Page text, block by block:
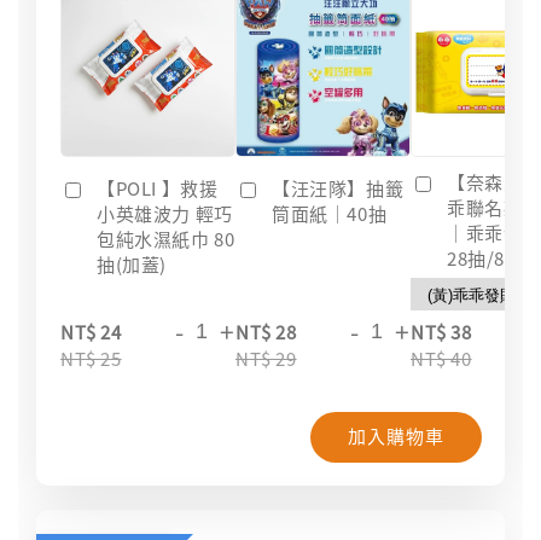
【POLI 】救援
小英雄波力 輕巧
包純水濕紙巾 80
抽(加蓋)
NT$ 24
NT$ 25
- +
【汪汪隊】抽籤
筒面紙｜40抽
NT$ 28
NT$ 29
- +
【奈森克
乖聯名款
｜乖乖發
28抽/88抽
NT$ 38
NT$ 40
加入購物車